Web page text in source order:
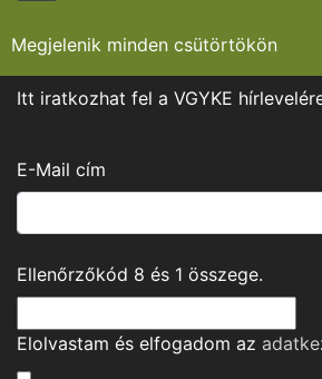
Megjelenik minden csütörtökön
Itt iratkozhat fel a VGYKE
E-Mail cím
Ellenőrzőkód 8 és 1 összege.
Elolvastam és elfogadom az